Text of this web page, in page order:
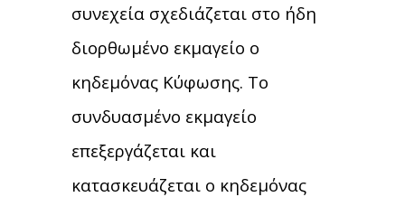
συνεχεία σχεδιάζεται στο ήδη
διορθωμένο εκμαγείο ο
κηδεμόνας Κύφωσης. Το
συνδυασμένο εκμαγείο
επεξεργάζεται και
κατασκευάζεται ο κηδεμόνας